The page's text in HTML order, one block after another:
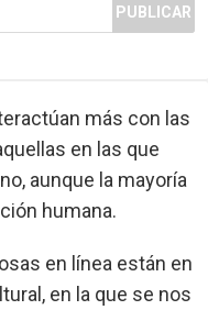
PUBLICAR
más con las
en las que
aunque la mayoría
humana.
en línea están en
en la que se nos